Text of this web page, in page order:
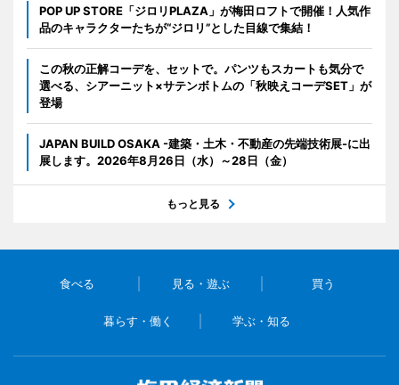
POP UP STORE「ジロリPLAZA」が梅田ロフトで開催！人気作
品のキャラクターたちが“ジロリ”とした目線で集結！
この秋の正解コーデを、セットで。パンツもスカートも気分で
選べる、シアーニット×サテンボトムの「秋映えコーデSET」が
登場
JAPAN BUILD OSAKA -建築・土木・不動産の先端技術展-に出
展します。2026年8月26日（水）～28日（金）
もっと見る
食べる 見る・遊ぶ 買う
暮らす・働く 学ぶ・知る